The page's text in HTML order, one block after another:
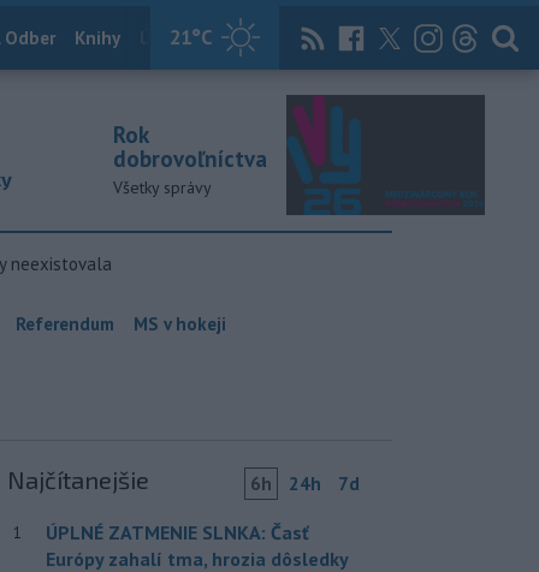
21°C
Odber Knihy Útulkovo Magazín News Now Archív
Rok
dobrovoľníctva
Všetky správy
neexistovala
Referendum MS v hokeji
Najčítanejšie 6h 24h 7d
1
ÚPLNÉ ZATMENIE SLNKA: Časť
Európy zahalí tma, hrozia dôsledky